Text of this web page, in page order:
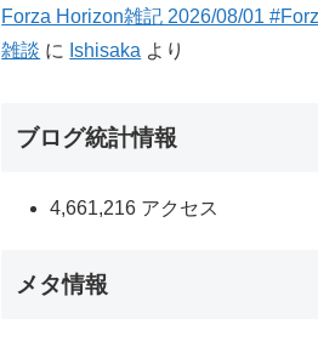
Forza Horizon雑記 2026/08/01
雑談 に Ishisaka より
ブログ統計情報
4,661,216 アクセス
メタ情報